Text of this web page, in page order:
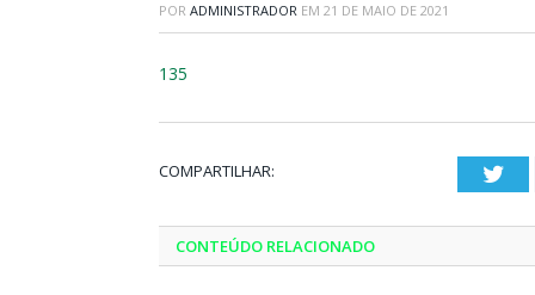
POR ADMINISTRADOR EM 21 DE MAIO DE 2021
135
COMPARTILHAR:
CONTEÚDO RELACIONADO